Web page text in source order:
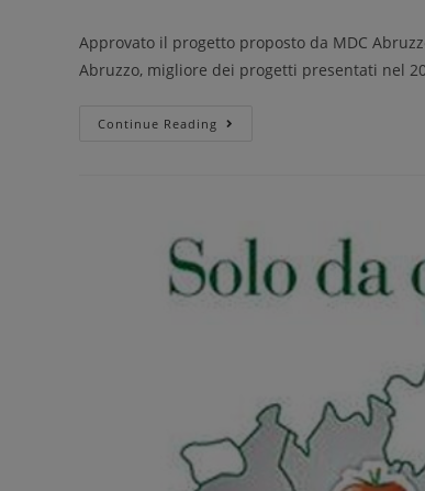
Approvato il progetto proposto da MDC
Abruzzo, migliore dei progetti presentati nel
Continue Reading